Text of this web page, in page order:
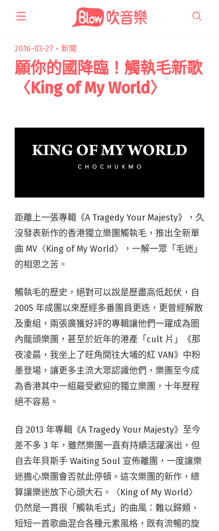
2016-03-27・ 新聞
願你的國降臨！觸執毛新歌
〈King of My World〉
距離上一張專輯《A Tragedy Your Majesty》，久
沒發表新作的香港獨立樂團觸執毛，推出全新單
曲 MV〈King of My World〉，一解一眾「毛迷」
的相思之苦。
觸執毛的歷史，絕對可以說是歷盡高低起伏，自
2005 年成團以來歷經多番團員更迭，更曾經解散
及重組，兩張廣獲好評的專輯讓他們一躍成為圈
內龍頭樂團，甚至於近年的港產「cult 片」《那
夜凌晨，我坐上了旺角開往大埔的紅 VAN》中粉
墨登場，讓更多主流大眾認識他們，樂團至今成
為香港其中一組最受歡迎的獨立樂團，十年歷程
絕不容易。
自 2013 年專輯《A Tragedy Your Majesty》至今
差不多 3 年，雖然樂團一直有持續活躍演出，但
自去年貝斯手 Waiting Soul 宣佈離團，一度讓樂
迷擔心樂團會否就此停頓。這次樂團的新作，總
算讓樂迷放下心頭大石。〈King of My World〉
仍然是一貫很「觸執毛式」的曲風：難以歸類、
短短一首歌曲混合各種元素風格，既有流暢的旋